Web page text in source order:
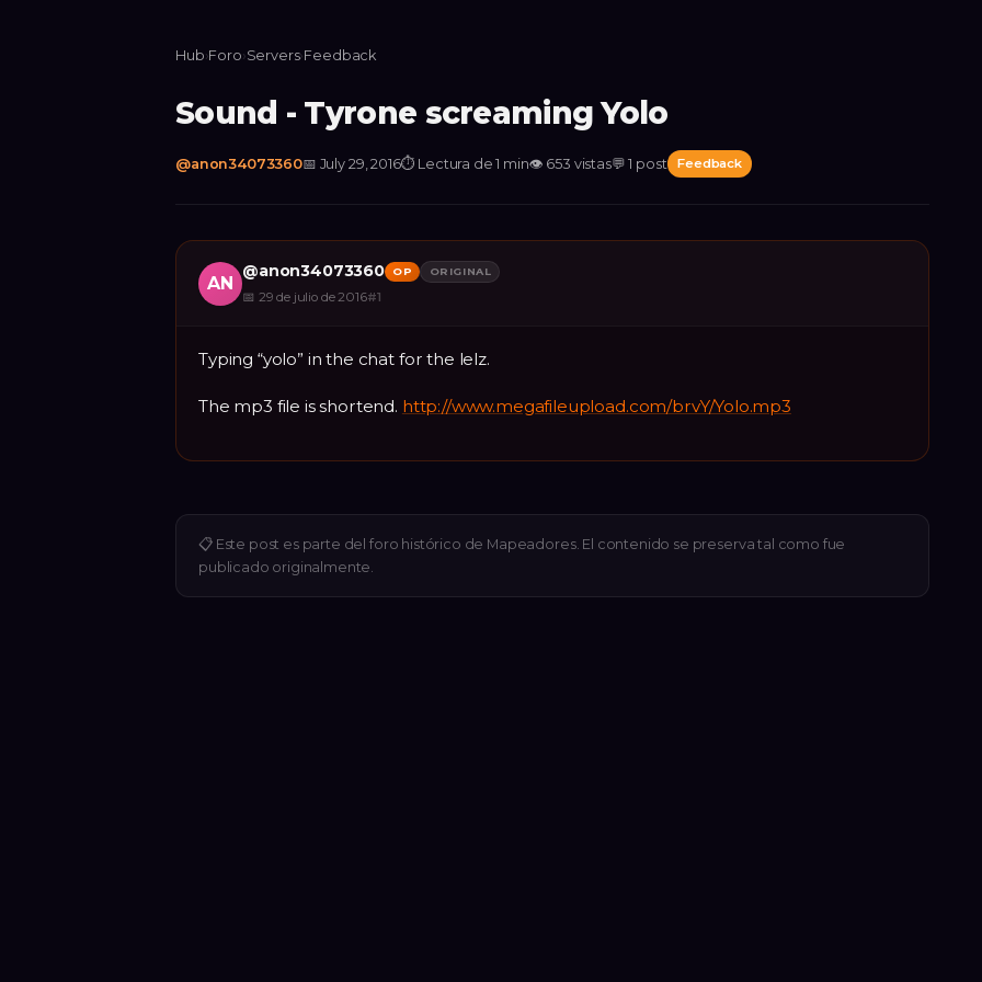
Hub›Foro›Servers›Feedback
Sound - Tyrone screaming Yolo
@anon34073360📅 July 29, 2016⏱ Lectura de 1 min👁 653 vistas💬1 post Feedback
AN
@anon34073360 OP ORIGINAL
📅 29 de julio de 2016#1
Typing “yolo” in the chat for the lelz.
The mp3 file is shortend. http://www.megafileupload.com/brvY/Yolo.mp3
📋 Este post es parte del foro histórico de Mapeadores. El contenido se preserva tal como fue
publicado originalmente.